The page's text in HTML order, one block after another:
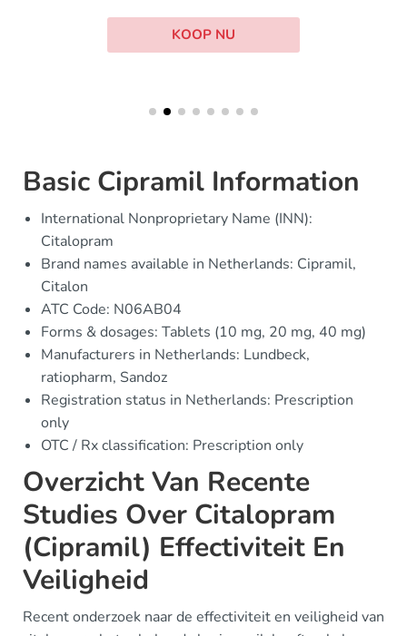
KOOP NU
Basic Cipramil Information
International Nonproprietary Name (INN):
Citalopram
Brand names available in Netherlands: Cipramil,
Citalon
ATC Code: N06AB04
Forms & dosages: Tablets (10 mg, 20 mg, 40 mg)
Manufacturers in Netherlands: Lundbeck,
ratiopharm, Sandoz
Registration status in Netherlands: Prescription
only
OTC / Rx classification: Prescription only
Overzicht Van Recente
Studies Over Citalopram
(Cipramil) Effectiviteit En
Veiligheid
Recent onderzoek naar de effectiviteit en veiligheid van